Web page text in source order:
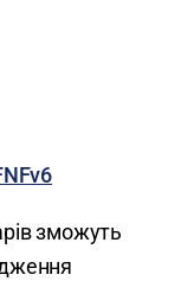
зможуть